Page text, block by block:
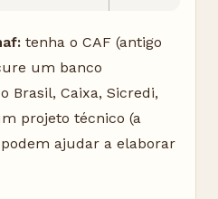
tenha o CAF (antigo
um banco
Brasil, Caixa, Sicredi,
projeto técnico (a
podem ajudar a elaborar